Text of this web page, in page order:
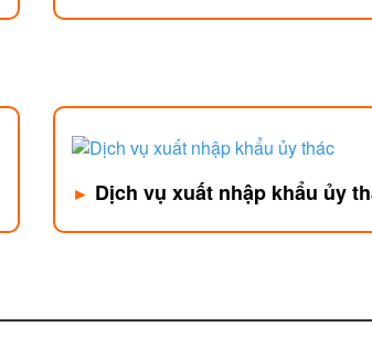
► Dịch vụ xuất nhập khẩu ủy